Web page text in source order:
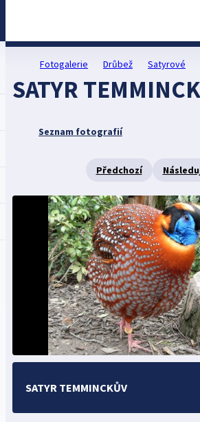
Fotogalerie Drůbež Satyrové
SATYR
Seznam fotografií
Předchozí
SATYR TEMMINCKŮV